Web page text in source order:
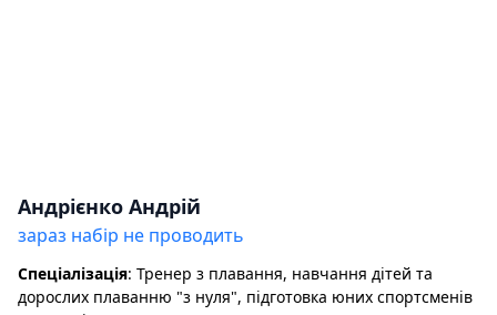
Андрієнко Андрій
зараз набір не проводить
Спеціалізація: Тренер з плавання, навчання дітей та
дорослих плаванню "з нуля", підготовка юних спортсменів